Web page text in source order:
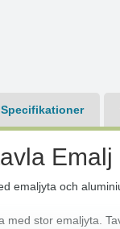
Specifikationer
Emalj
emaljyta och
med stor emaljyta.